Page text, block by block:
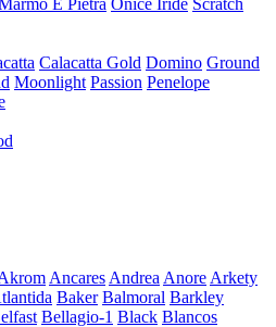
E Pietra Onice Iride Scratch
Calacatta Gold Domino Ground
Moonlight Passion Penelope
Ancares Andrea Anore Arkety
Baker Balmoral Barkley
Bellagio-1 Black Blancos